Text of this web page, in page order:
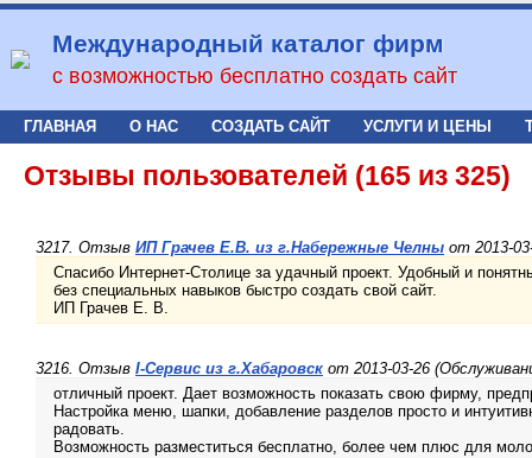
Международный каталог фирм
с возможностью бесплатно создать сайт
ГЛАВНАЯ О НАС СОЗДАТЬ САЙТ УСЛУГИ И ЦЕНЫ
Отзывы пользователей (165 из 325)
3217. Отзыв ИП Грачев Е.В. из г.Набережные Челны от 2013-
Спасибо Интернет-Столице за удачный проект. Удобный и
без специальных навыков быстро создать свой сайт.
ИП Грачев Е. В.
3216. Отзыв I-Сервис из г.Хабаровск от 2013-03-26
отличный проект. Дает возможность показать свою фирму,
Настройка меню, шапки, добавление разделов просто и
радовать.
Возможность разместиться бесплатно, более чем плюс для